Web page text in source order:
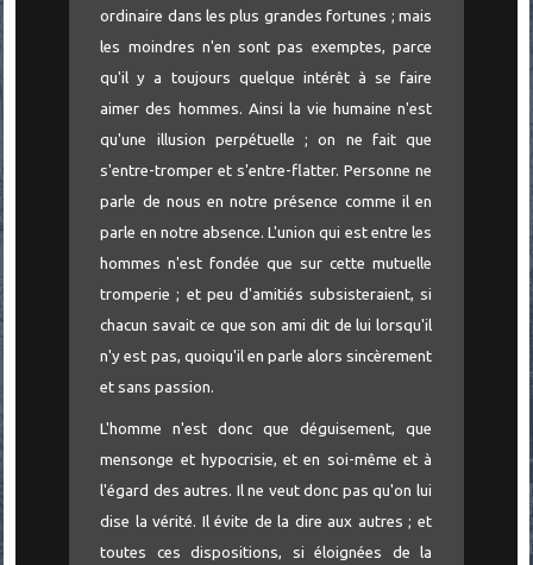
ordinaire dans les plus grandes fortunes ; mais
les moindres n'en sont pas exemptes, parce
qu'il y a toujours quelque intérêt à se faire
aimer des hommes. Ainsi la vie humaine n'est
qu'une illusion perpétuelle ; on ne fait que
s'entre-tromper et s'entre-flatter. Personne ne
parle de nous en notre présence comme il en
parle en notre absence. L'union qui est entre les
hommes n'est fondée que sur cette mutuelle
tromperie ; et peu d'amitiés subsisteraient, si
chacun savait ce que son ami dit de lui lorsqu'il
n'y est pas, quoiqu'il en parle alors sincèrement
et sans passion.
L'homme n'est donc que déguisement, que
mensonge et hypocrisie, et en soi-même et à
l'égard des autres. Il ne veut donc pas qu'on lui
dise la vérité. Il évite de la dire aux autres ; et
toutes ces dispositions, si éloignées de la